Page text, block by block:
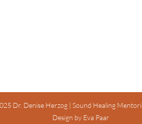
Dr. Denise Herzog | Sound Healing
Design by Eva Paar